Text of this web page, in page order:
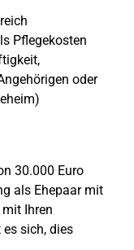
Pflegekosten
oder
30.000 Euro
als Ehepaar mit
Ihren
sich, dies